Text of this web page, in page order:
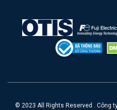
© 2023 All Rights Reserved . Công